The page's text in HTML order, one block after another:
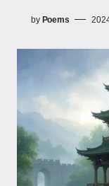
by Poems